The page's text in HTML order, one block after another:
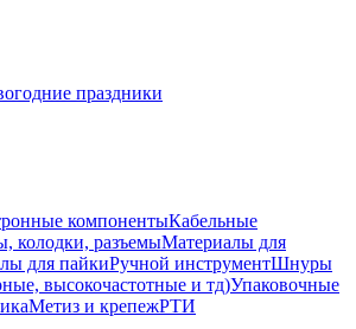
праздники
компонентыКабельные
колодки, разъемыМатериалы для
для пайкиРучной инструментШнуры
высокочастотные и тд)Упаковочные
Метиз и крепежРТИ